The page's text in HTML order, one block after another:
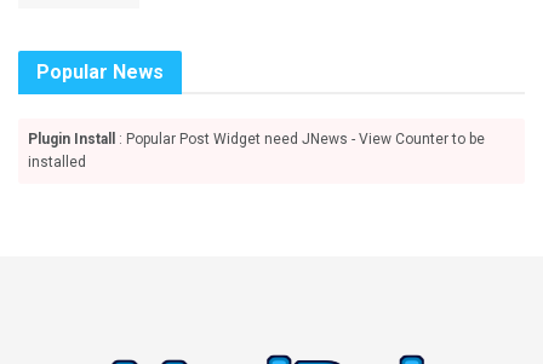
Popular News
Plugin Install
: Popular Post Widget need JNews - View Counter to be
installed